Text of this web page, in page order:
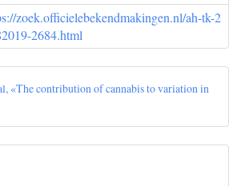
zoek.officielebekendmakingen.nl/ah-tk-2
2684.html
«The contribution of cannabis to variation in